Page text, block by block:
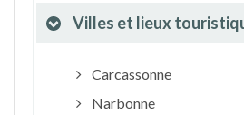
Villes et lieux
Carcassonne
Narbonne